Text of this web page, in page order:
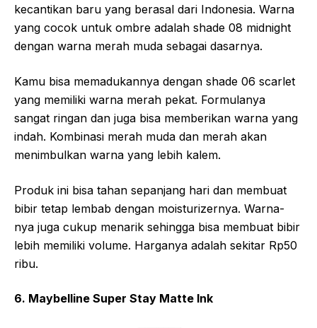
kecantikan baru yang berasal dari Indonesia. Warna
yang cocok untuk ombre adalah shade 08 midnight
dengan warna merah muda sebagai dasarnya.
Kamu bisa memadukannya dengan shade 06 scarlet
yang memiliki warna merah pekat. Formulanya
sangat ringan dan juga bisa memberikan warna yang
indah. Kombinasi merah muda dan merah akan
menimbulkan warna yang lebih kalem.
Produk ini bisa tahan sepanjang hari dan membuat
bibir tetap lembab dengan moisturizernya. Warna-
nya juga cukup menarik sehingga bisa membuat bibir
lebih memiliki volume. Harganya adalah sekitar Rp50
ribu.
6. Maybelline Super Stay Matte Ink